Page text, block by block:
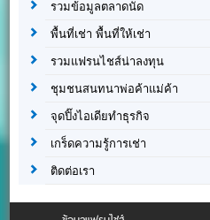
รวมข้อมูลตลาดนัด
พื้นที่เช่า พื้นที่ให้เช่า
รวมแฟรนไชส์น่าลงทุน
ชุมชนสนทนาพ่อค้าแม่ค้า
จุดปิ๊งไอเดียทำธุรกิจ
เกร็ดความรู้การเช่า
ติดต่อเรา